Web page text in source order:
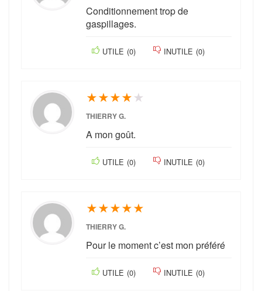
Conditionnement trop de
gaspillages.
UTILE (0) INUTILE (0)
★★★★★
THIERRY G.
A mon goût.
UTILE (0) INUTILE (0)
★★★★★
THIERRY G.
Pour le moment c’est mon préféré
UTILE (0) INUTILE (0)